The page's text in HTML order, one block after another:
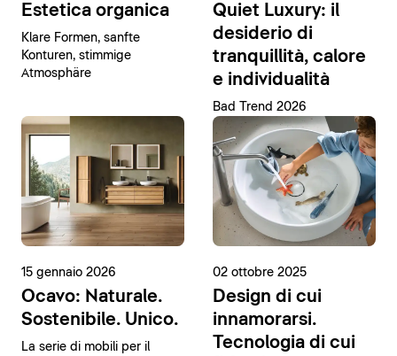
Estetica organica
Klare Formen, sanfte
Konturen, stimmige
Atmosphäre
Quiet Luxury: il
desiderio di
tranquillità, calore
e individualità
Bad Trend 2026
15 gennaio 2026
Ocavo: Naturale.
Sostenibile. Unico.
La serie di mobili per il
02 ottobre 2025
Design di cui
innamorarsi.
Tecnologia di cui